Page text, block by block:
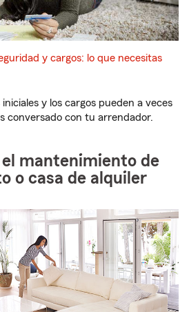
y cargos: lo que necesitas
y los cargos pueden a veces
conversado con tu arrendador.
mantenimiento de
o casa de alquiler